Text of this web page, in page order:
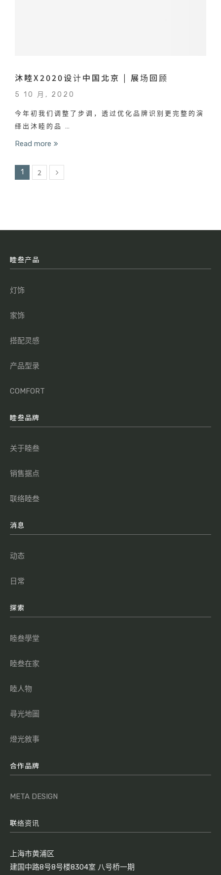
沐睦X2020设计中国北京 | 展场回顾
5 10 月, 2020
今年初我们调整了步调，透过优化品牌识别更完整的演
绎出沐睦的品 …
Read more
1 2
睦叁产品
灯饰
家饰
搭配灵感
产品型录
COMFORT
睦叁品牌
关于睦叁
销售据点
联络睦叁
消息
动态
日常
探索
睦叁學堂
睦叁在家
睦人物
尋光地圖
燈光敘事
合作品牌
META DESIGN
联络资讯
上海市黄浦区
建国中路8号8号楼8304室 八号桥一期